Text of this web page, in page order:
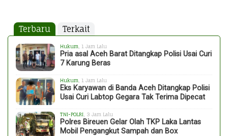
Terbaru Terkait
Hukum , 1 Jam Lalu
Pria asal Aceh Barat Ditangkap Polisi Usai Curi
7 Karung Beras
Hukum , 1 Jam Lalu
Eks Karyawan di Banda Aceh Ditangkap Polisi
Usai Curi Labtop Gegara Tak Terima Dipecat
TNI-POLRI , 3 Jam Lalu
Polres Bireuen Gelar Olah TKP Laka Lantas
Mobil Pengangkut Sampah dan Box